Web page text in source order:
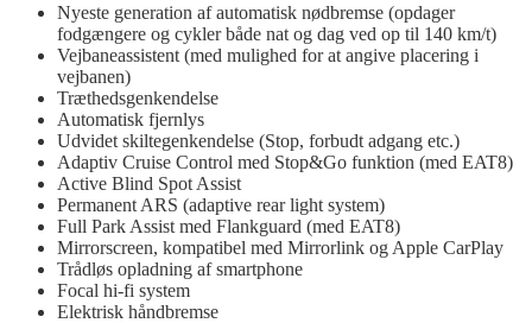
Nyeste generation af automatisk nødbremse (opdager
fodgængere og cykler både nat og dag ved op til 140 km/t)
Vejbaneassistent (med mulighed for at angive placering i
vejbanen)
Træthedsgenkendelse
Automatisk fjernlys
Udvidet skiltegenkendelse (Stop, forbudt adgang etc.)
Adaptiv Cruise Control med Stop&Go funktion (med EAT8)
Active Blind Spot Assist
Permanent ARS (adaptive rearlight system)
Full Park Assist med Flankguard (med EAT8)
Mirrorscreen, kompatibel med Mirrorlink og Apple CarPlay
Trådløs opladning af smartphone
Focal hi-fi system
Elektrisk håndbremse